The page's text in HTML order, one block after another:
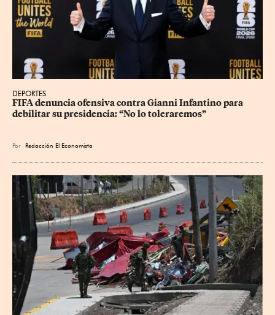
DEPORTES
FIFA denuncia ofensiva contra Gianni Infantino para
debilitar su presidencia: “No lo toleraremos”
Por Redacción El Economista